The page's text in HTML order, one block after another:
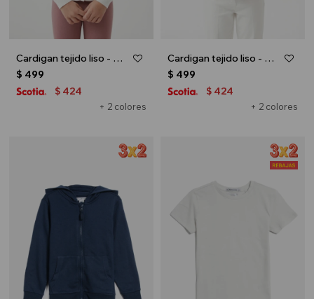
Cardigan tejido liso - Crudo
+ 2 colores
$ 499
$ 424
Cardigan tejido liso - Rosa
+ 2 colores
$ 499
$ 424